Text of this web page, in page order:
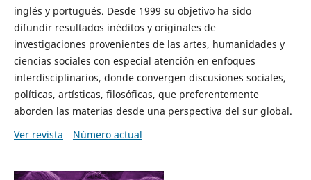
inglés y portugués. Desde 1999 su objetivo ha sido
difundir resultados inéditos y originales de
investigaciones provenientes de las artes, humanidades y
ciencias sociales con especial atención en enfoques
interdisciplinarios, donde convergen discusiones sociales,
políticas, artísticas, filosóficas, que preferentemente
aborden las materias desde una perspectiva del sur global.
Ver revista
Número actual